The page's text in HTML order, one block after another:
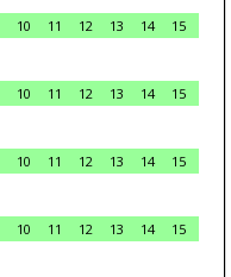
10 11 12 13 14
15
10 11 12 13 14
15
10 11 12 13 14
15
10 11 12 13 14
15